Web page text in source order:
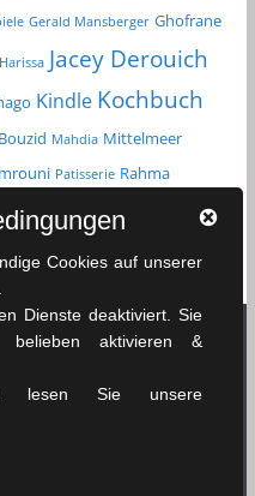
Gerald Mansberger Ghofrane
Harissa Jacey Derouich
Kindle Kochbuch
Mahdia Mittelmeer
Patisserie Rahma
Sfax Spielfilm
Tozeur Tunesien
Cookies auf unserer
Dienste deaktiviert. Sie
aktivieren &
lesen Sie unsere